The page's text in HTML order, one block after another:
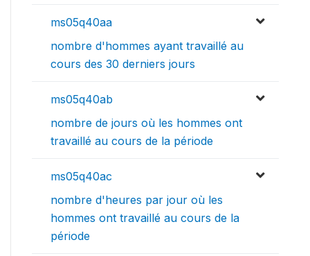
ms05q40aa
nombre d'hommes ayant travaillé au
cours des 30 derniers jours
ms05q40ab
nombre de jours où les hommes ont
travaillé au cours de la période
ms05q40ac
nombre d'heures par jour où les
hommes ont travaillé au cours de la
période